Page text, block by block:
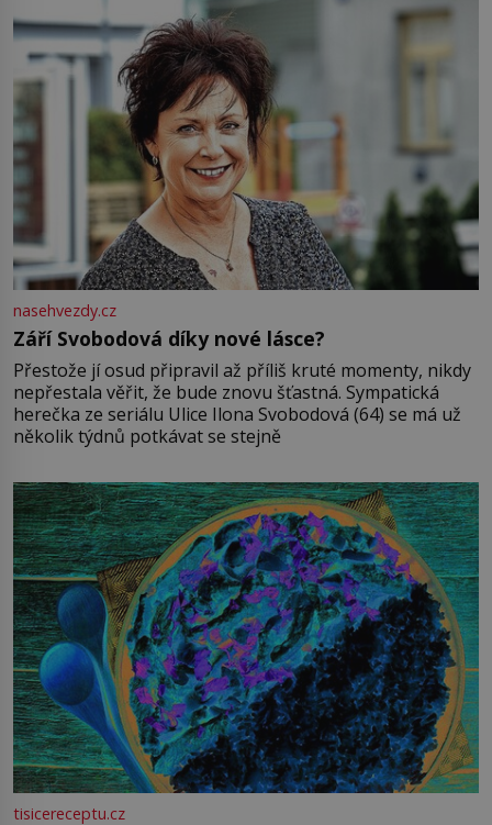
nasehvezdy.cz
Září Svobodová díky nové lásce?
Přestože jí osud připravil až příliš kruté momenty, nikdy
nepřestala věřit, že bude znovu šťastná. Sympatická
herečka ze seriálu Ulice Ilona Svobodová (64) se má už
několik týdnů potkávat se stejně
tisicereceptu.cz